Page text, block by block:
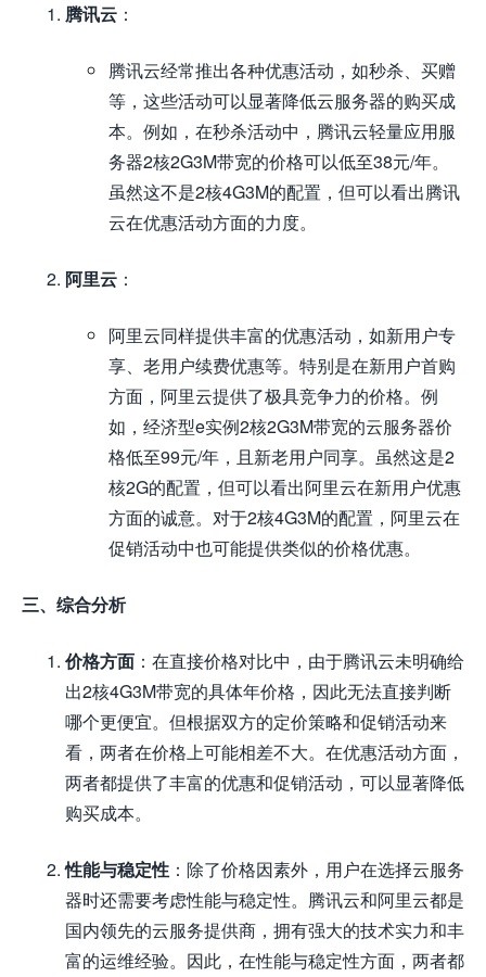
腾讯云 ：
腾讯云经常推出各种优惠活动，如秒杀、买赠
等，这些活动可以显著降低云服务器的购买成
本。例如，在秒杀活动中，腾讯云轻量应用服
务器2核2G3M带宽的价格可以低至38元/年。
虽然这不是2核4G3M的配置，但可以看出腾讯
云在优惠活动方面的力度。
阿里云 ：
阿里云同样提供丰富的优惠活动，如新用户专
享、老用户续费优惠等。特别是在新用户首购
方面，阿里云提供了极具竞争力的价格。例
如，经济型e实例2核2G3M带宽的云服务器价
格低至99元/年，且新老用户同享。虽然这是2
核2G的配置，但可以看出阿里云在新用户优惠
方面的诚意。对于2核4G3M的配置，阿里云在
促销活动中也可能提供类似的价格优惠。
三、综合分析
价格方面 ：在直接价格对比中，由于腾讯云未明确给
出2核4G3M带宽的具体年价格，因此无法直接判断
哪个更便宜。但根据双方的定价策略和促销活动来
看，两者在价格上可能相差不大。在优惠活动方面，
两者都提供了丰富的优惠和促销活动，可以显著降低
购买成本。
性能与稳定性 ：除了价格因素外，用户在选择云服务
器时还需要考虑性能与稳定性。腾讯云和阿里云都是
国内领先的云服务提供商，拥有强大的技术实力和丰
富的运维经验。因此，在性能与稳定性方面，两者都